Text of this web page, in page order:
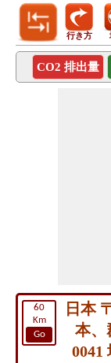
行き方
CO2 排出量
60
Km
Go
日本
本、
0041